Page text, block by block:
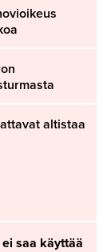
altistaa
saa käyttää